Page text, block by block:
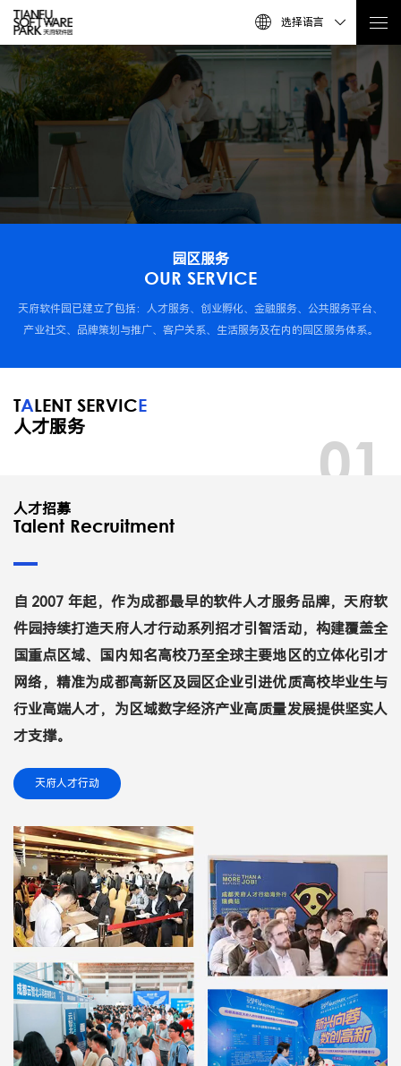
选择语言
园区服务
OUR SERVICE
天府软件园已建立了包括：人才服务、创业孵化、金融服务、公共服务平台、
产业社交、品牌策划与推广、客户关系、生活服务及在内的园区服务体系。
01
TALENT SERVICE
人才服务
人才招募
Talent Recruitment
自 2007 年起，作为成都最早的软件人才服务品牌，天府软
件园持续打造天府人才行动系列招才引智活动，构建覆盖全
国重点区域、国内知名高校乃至全球主要地区的立体化引才
网络，精准为成都高新区及园区企业引进优质高校毕业生与
行业高端人才，为区域数字经济产业高质量发展提供坚实人
才支撑。
天府人才行动